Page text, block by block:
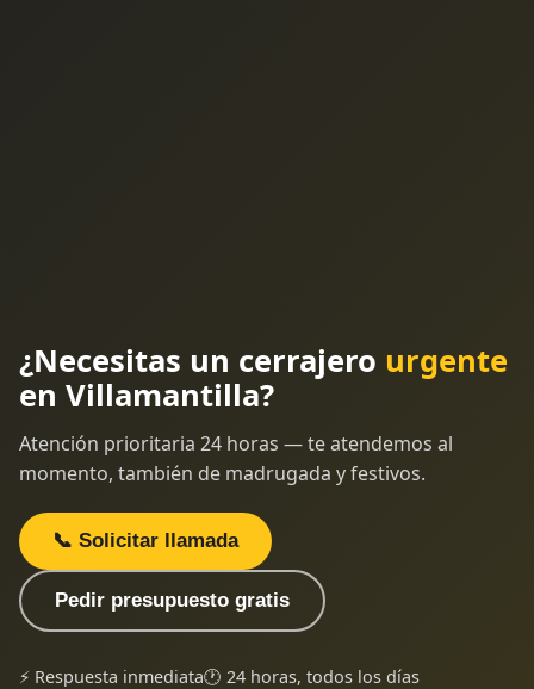
¿Necesitas un cerrajero urgente
en Villamantilla?
Atención prioritaria 24 horas — te atendemos al
momento, también de madrugada y festivos.
📞 Solicitar llamada
Pedir presupuesto gratis
⚡ Respuesta inmediata🕐 24 horas, todos los días